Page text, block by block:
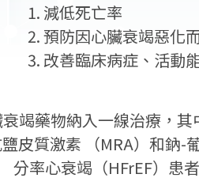
減低死亡率
預防因心臟衰竭惡化
改善臨床病症、活動
竭藥物納入一線治療，
皮質激素 （MRA）和鈉
分率心衰竭（HFrEF）患